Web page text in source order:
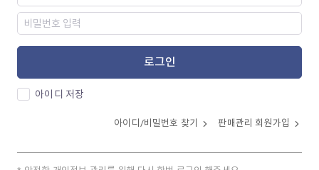
로그인
아이디 저장
아이디/비밀번호 찾기 판매관리 회원가입